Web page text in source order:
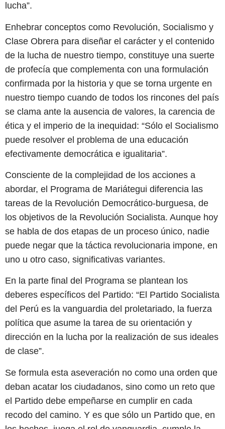
lucha”.
Enhebrar conceptos como Revolución, Socialismo y
Clase Obrera para diseñar el carácter y el contenido
de la lucha de nuestro tiempo, constituye una suerte
de profecía que complementa con una formulación
confirmada por la historia y que se torna urgente en
nuestro tiempo cuando de todos los rincones del país
se clama ante la ausencia de valores, la carencia de
ética y el imperio de la inequidad: “Sólo el Socialismo
puede resolver el problema de una educación
efectivamente democrática e igualitaria”.
Consciente de la complejidad de los acciones a
abordar, el Programa de Mariátegui diferencia las
tareas de la Revolución Democrático-burguesa, de
los objetivos de la Revolución Socialista. Aunque hoy
se habla de dos etapas de un proceso único, nadie
puede negar que la táctica revolucionaria impone, en
uno u otro caso, significativas variantes.
En la parte final del Programa se plantean los
deberes específicos del Partido: “El Partido Socialista
del Perú es la vanguardia del proletariado, la fuerza
política que asume la tarea de su orientación y
dirección en la lucha por la realización de sus ideales
de clase”.
Se formula esta aseveración no como una orden que
deban acatar los ciudadanos, sino como un reto que
el Partido debe empeñarse en cumplir en cada
recodo del camino. Y es que sólo un Partido que, en